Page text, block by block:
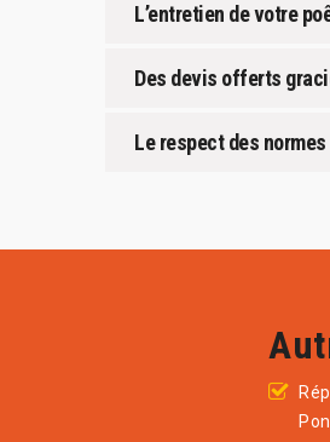
L’entretien de votre
Des devis offerts
Le respect des